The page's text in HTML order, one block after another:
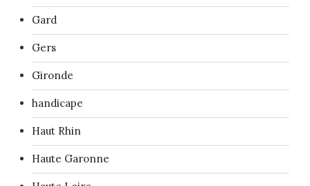
Gard
Gers
Gironde
handicape
Haut Rhin
Haute Garonne